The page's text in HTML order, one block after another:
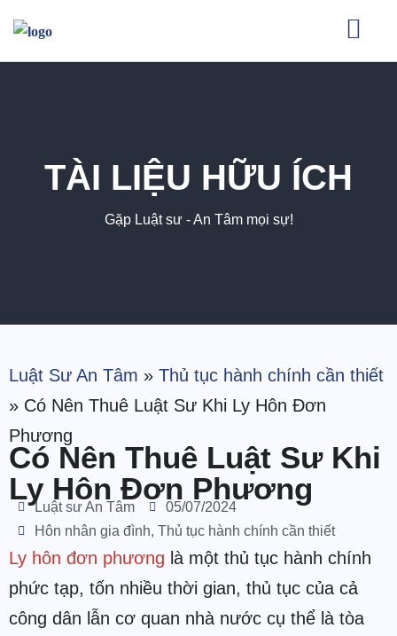
TÀI LIỆU HỮU ÍCH
Gặp Luật sư - An Tâm mọi sự!
Luật Sư An Tâm » Thủ tục hành chính cần thiết
» Có Nên Thuê Luật Sư Khi Ly Hôn Đơn
Phương
Có Nên Thuê Luật Sư Khi
Ly Hôn Đơn Phương
Luật sư An Tâm
05/07/2024
Hôn nhân gia đình, Thủ tục hành chính cần thiết
Ly hôn đơn phương là một thủ tục hành chính
phức tạp, tốn nhiều thời gian, thủ tục của cả
công dân lẫn cơ quan nhà nước cụ thể là tòa